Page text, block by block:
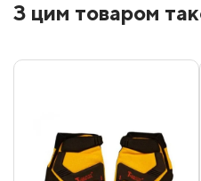
З цим товаром